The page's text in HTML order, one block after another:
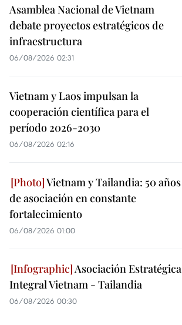
Asamblea Nacional de Vietnam
debate proyectos estratégicos de
infraestructura
06/08/2026 02:31
Vietnam y Laos impulsan la
cooperación científica para el
período 2026-2030
06/08/2026 02:16
Vietnam y Tailandia: 50 años
de asociación en constante
fortalecimiento
06/08/2026 01:00
Asociación Estratégica
Integral Vietnam - Tailandia
06/08/2026 00:30